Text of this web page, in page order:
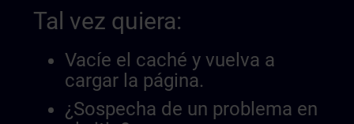
Tal vez quiera:
Vacíe el caché y vuelva a
cargar la página.
¿Sospecha de un problema en